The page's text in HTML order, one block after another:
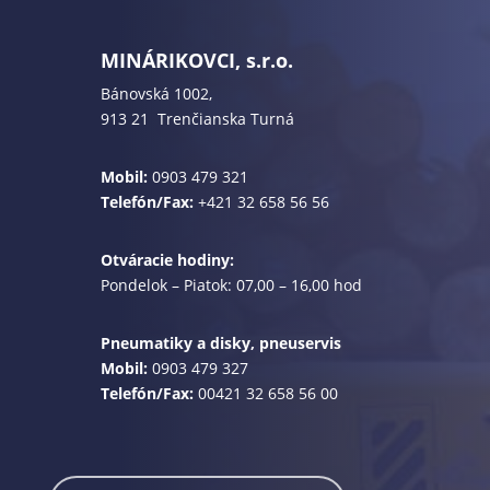
MINÁRIKOVCI, s.r.o.
Bánovská 1002,
913 21 Trenčianska Turná
Mobil:0903 479 321
Telefón/Fax:+421 32 658 56 56
Otváracie hodiny:
Pondelok – Piatok: 07,00 – 16,00 hod
Pneumatiky a disky, pneuservis
Mobil:0903 479 327
Telefón/Fax:00421 32 658 56 00